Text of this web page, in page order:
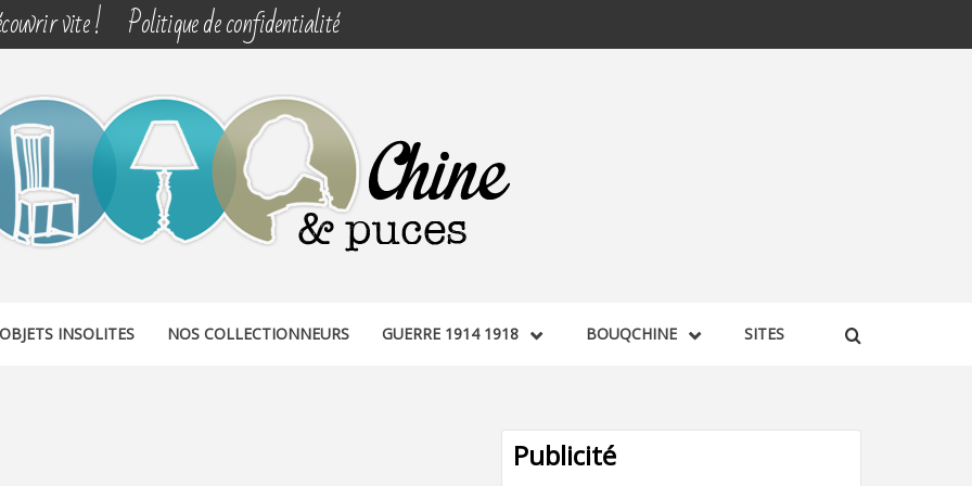
vite ! Politique de confidentialité
PUCES
OBJETS INSOLITES NOS COLLECTIONNEURS GUERRE 1914 1918 BOUQCHINE SITES
Publicité